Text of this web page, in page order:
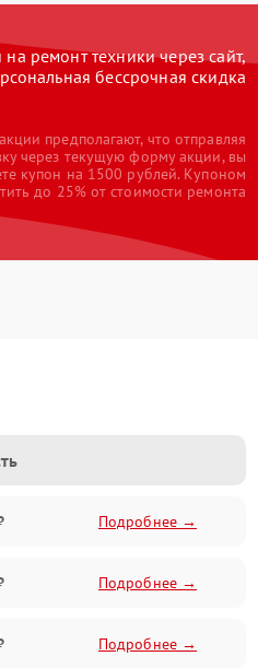
ремонт техники через сайт,
бессрочная скидка
предполагают, что отправляя
через текущую форму акции, вы
купон на 1500 рублей. Купоном
до 25% от стоимости ремонта
Подробнее →
Подробнее →
Подробнее →